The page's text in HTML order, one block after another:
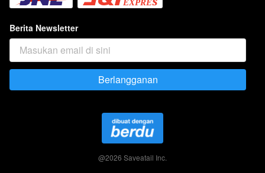
Berita Newsletter
`Berlangganan
@2026 Saveatail Inc.